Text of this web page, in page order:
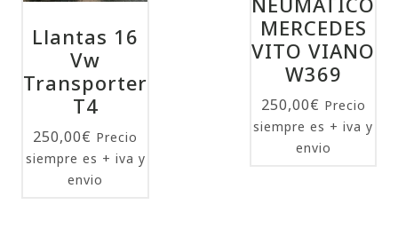
Llantas 16
Vw
Transporter
T4
250,00€ Precio
siempre es + iva y
envio
MERCEDES
VITO VIANO
W369
250,00€ Precio
siempre es + iva y
envio